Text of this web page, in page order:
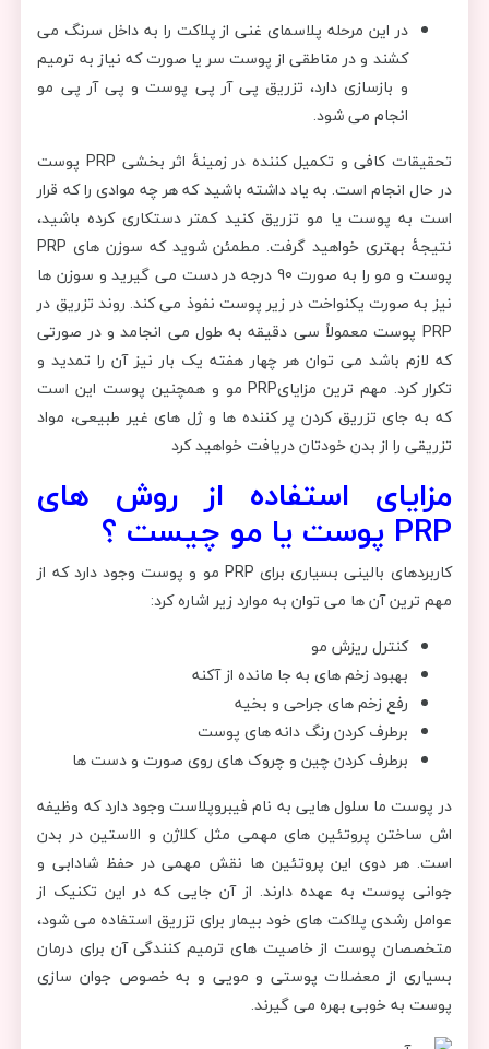
در این مرحله پلاسمای غنی از پلاکت را به داخل سرنگ می
کشند و در مناطقی از پوست سر یا صورت که نیاز به ترمیم
و بازسازی دارد، تزریق پی آر پی پوست و پی آر پی مو
انجام می شود.
تحقیقات کافی و تکمیل کننده در زمینۀ اثر بخشی PRP پوست
در حال انجام است. به یاد داشته باشید که هر چه موادی را که قرار
است به پوست یا مو تزریق کنید کمتر دستکاری کرده باشید،
نتیجۀ بهتری خواهید گرفت. مطمئن شوید که سوزن های PRP
پوست و مو را به صورت 90 درجه در دست می گیرید و سوزن ها
نیز به صورت یکنواخت در زیر پوست نفوذ می کند. روند تزریق در
PRP پوست معمولاً سی دقیقه به طول می انجامد و در صورتی
که لازم باشد می توان هر چهار هفته یک بار نیز آن را تمدید و
تکرار کرد. مهم ترین مزایایPRP مو و همچنین پوست این است
که به جای تزریق کردن پر کننده ها و ژل های غیر طبیعی، مواد
تزریقی را از بدن خودتان دریافت خواهید کرد
مزایای استفاده از روش های
PRP پوست یا مو چیست ؟
کاربردهای بالینی بسیاری برای PRP مو و پوست وجود دارد که از
مهم ترین آن ها می توان به موارد زیر اشاره کرد:
کنترل ریزش مو
بهبود زخم های به جا مانده از آکنه
رفع زخم های جراحی و بخیه
برطرف کردن رنگ دانه های پوست
برطرف کردن چین و چروک های روی صورت و دست ها
در پوست ما سلول هایی به نام فیبروپلاست وجود دارد که وظیفه
اش ساختن پروتئین های مهمی مثل کلاژن و الاستین در بدن
است. هر دوی این پروتئین ها نقش مهمی در حفظ شادابی و
جوانی پوست به عهده دارند. از آن جایی که در این تکنیک از
عوامل رشدی پلاکت های خود بیمار برای تزریق استفاده می شود،
متخصصان پوست از خاصیت های ترمیم کنندگی آن برای درمان
بسیاری از معضلات پوستی و مویی و به خصوص جوان سازی
پوست به خوبی بهره می گیرند.